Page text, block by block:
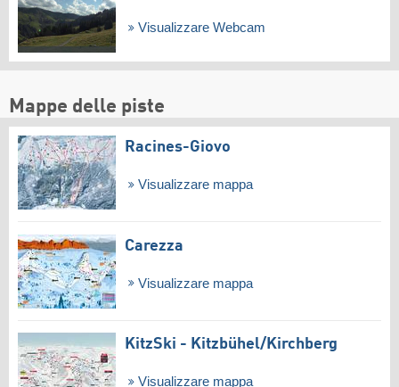
Visualizzare Webcam
Mappe delle piste
Racines-Giovo
Visualizzare mappa
Carezza
Visualizzare mappa
KitzSki - Kitzbühel/​Kirchberg
Visualizzare mappa